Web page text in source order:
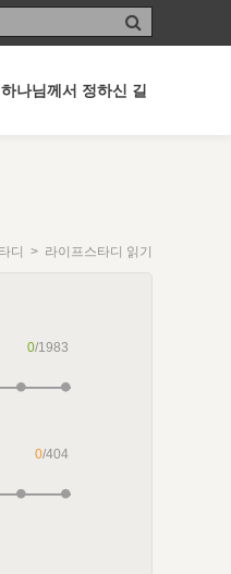
하나님께서 정하신 길
디 > 라이프스타디 읽기
0/1983
0/404